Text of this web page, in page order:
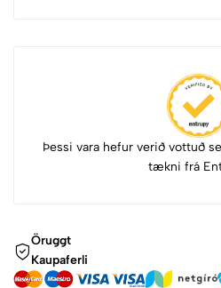
Þessi vara hefur verið vottuð
tækni frá
Öruggt
Kaupaferli